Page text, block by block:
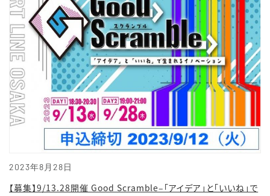
2023年8月28日
【募集】9/13.28開催 Good Scramble–「アイデア」と「いいね」で